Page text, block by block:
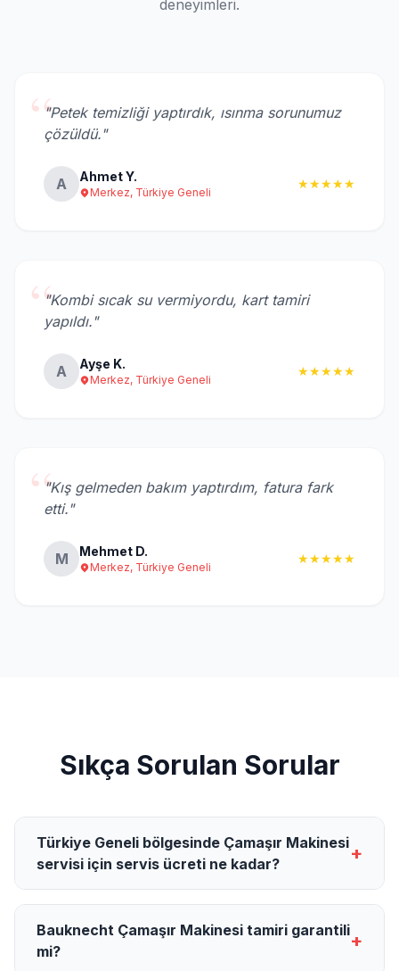
deneyimleri.
“"Petek temizliği yaptırdık, ısınma sorunumuz
çözüldü."
A Ahmet Y.
Merkez, Türkiye Geneli
★★★★★
“"Kombi sıcak su vermiyordu, kart tamiri
yapıldı."
A Ayşe K.
Merkez, Türkiye Geneli
★★★★★
“"Kış gelmeden bakım yaptırdım, fatura fark
etti."
M Mehmet D.
Merkez, Türkiye Geneli
★★★★★
Sıkça Sorulan Sorular
Türkiye Geneli bölgesinde Çamaşır Makinesi
servisi için servis ücreti ne kadar?
+
Bauknecht Çamaşır Makinesi tamiri garantili
mi?
+